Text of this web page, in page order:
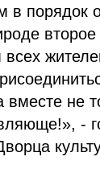
в порядок
не
-